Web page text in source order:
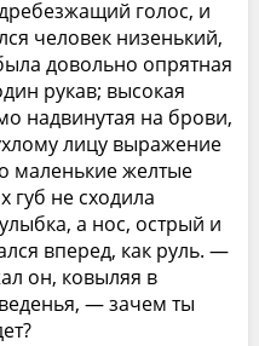
голос, и
человек низенький,
довольно опрятная
рукав; высокая
надвинутая на брови,
лицу выражение
маленькие желтые
губ не сходила
а нос, острый и
вперед, как руль. —
он, ковыляя в
— зачем ты